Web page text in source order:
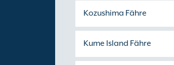
Kozushima Fähre
Kume Island Fähre